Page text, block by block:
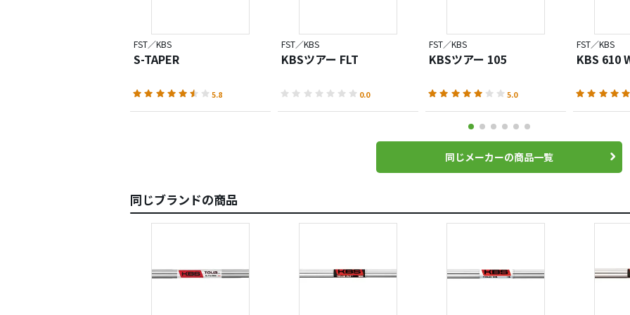
FST／KBS
S-TAPER
5.8
FST／KBS
KBSツアー FLT
0.0
FST／KBS
KBSツアー 105
5.0
FST／KBS
KBS 610
同じメーカーの商品一覧
同じブランドの商品